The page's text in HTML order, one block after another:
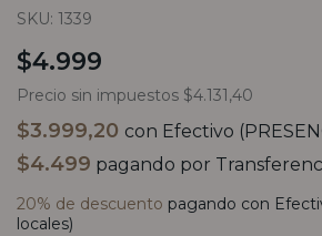
SKU: 1339
$4.999
Precio sin impuestos $4.131,40
$3.999,20 con Efectivo
$4.499 pagando por
20% de descuento pagando con
locales)